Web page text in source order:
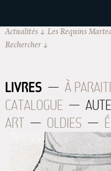
Actualités Les Requins
Rechercher
LIVRES
À
CATALOGUE
ART
OLDIES